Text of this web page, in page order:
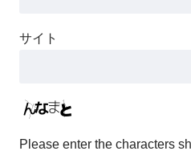
サイト
Please enter the characters